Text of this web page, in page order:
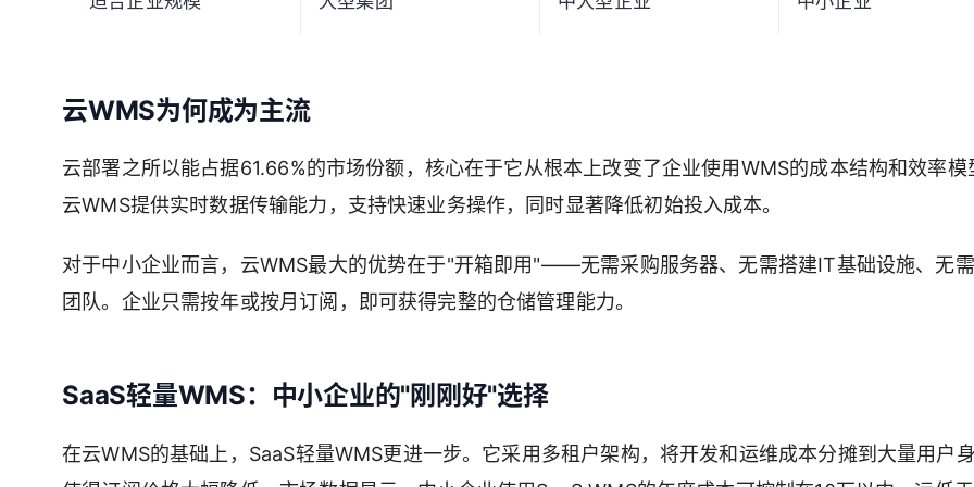
云WMS为何成为主流
云部署之所以能占据61.66%的市场份额，核心在于它从根本上改变了企业使用WMS的成本结构和效率模
云WMS提供实时数据传输能力，支持快速业务操作，同时显著降低初始投入成本。
对于中小企业而言，云WMS最大的优势在于"开箱即用"——无需采购服务器、无需搭建IT基础设施、无
团队。企业只需按年或按月订阅，即可获得完整的仓储管理能力。
SaaS轻量WMS：中小企业的"刚刚好"选择
在云WMS的基础上，SaaS轻量WMS更进一步。它采用多租户架构，将开发和运维成本分摊到大量用户身